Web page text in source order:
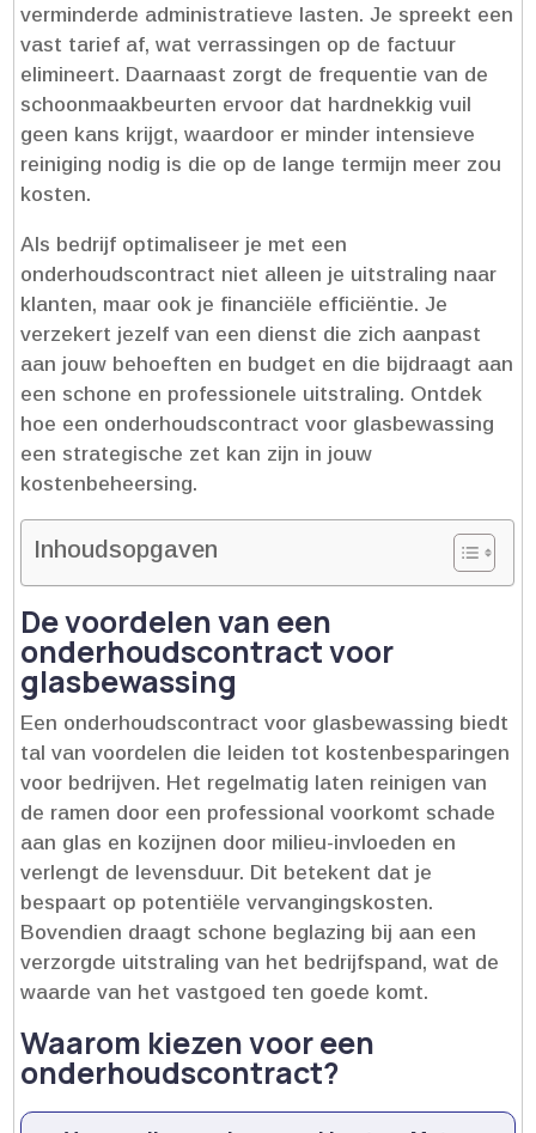
verminderde administratieve lasten.​ Je spreekt een
vast tarief af, wat verrassingen op de factuur
elimineert.​ Daarnaast zorgt de frequentie van de
schoonmaakbeurten ervoor dat hardnekkig vuil
geen kans krijgt, waardoor er minder intensieve
reiniging nodig is die op de lange termijn meer zou
kosten.​
Als bedrijf optimaliseer je met een
onderhoudscontract niet alleen je uitstraling naar
klanten, maar ook je financiële efficiëntie.​ Je
verzekert jezelf van een dienst die zich aanpast
aan jouw behoeften en budget en die bijdraagt aan
een schone en professionele uitstraling.​ Ontdek
hoe een onderhoudscontract voor glasbewassing
een strategische zet kan zijn in jouw
kostenbeheersing.​
Inhoudsopgaven
De voordelen van een
onderhoudscontract voor
glasbewassing
Een onderhoudscontract voor glasbewassing biedt
tal van voordelen die leiden tot kostenbesparingen
voor bedrijven.​ Het regelmatig laten reinigen van
de ramen door een professional voorkomt schade
aan glas en kozijnen door milieu-invloeden en
verlengt de levensduur.​ Dit betekent dat je
bespaart op potentiële vervangingskosten.​
Bovendien draagt schone beglazing bij aan een
verzorgde uitstraling van het bedrijfspand, wat de
waarde van het vastgoed ten goede komt.​
Waarom kiezen voor een
onderhoudscontract?